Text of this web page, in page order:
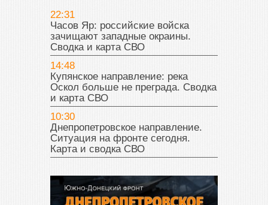
22:31
Часов Яр: российские войска
зачищают западные окраины.
Сводка и карта СВО
14:48
Купянское направление: река
Оскол больше не преграда. Сводка
и карта СВО
10:30
Днепропетровское направление.
Ситуация на фронте сегодня.
Карта и сводка СВО